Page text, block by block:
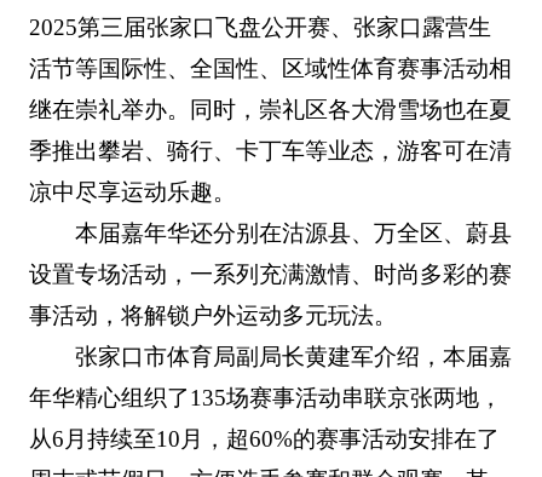
2025第三届张家口飞盘公开赛、张家口露营生
活节等国际性、全国性、区域性体育赛事活动相
继在崇礼举办。同时，崇礼区各大滑雪场也在夏
季推出攀岩、骑行、卡丁车等业态，游客可在清
凉中尽享运动乐趣。
本届嘉年华还分别在沽源县、万全区、蔚县
设置专场活动，一系列充满激情、时尚多彩的赛
事活动，将解锁户外运动多元玩法。
张家口市体育局副局长黄建军介绍，本届嘉
年华精心组织了135场赛事活动串联京张两地，
从6月持续至10月，超60%的赛事活动安排在了